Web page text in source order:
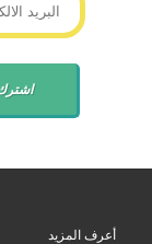
أعرف المزيد